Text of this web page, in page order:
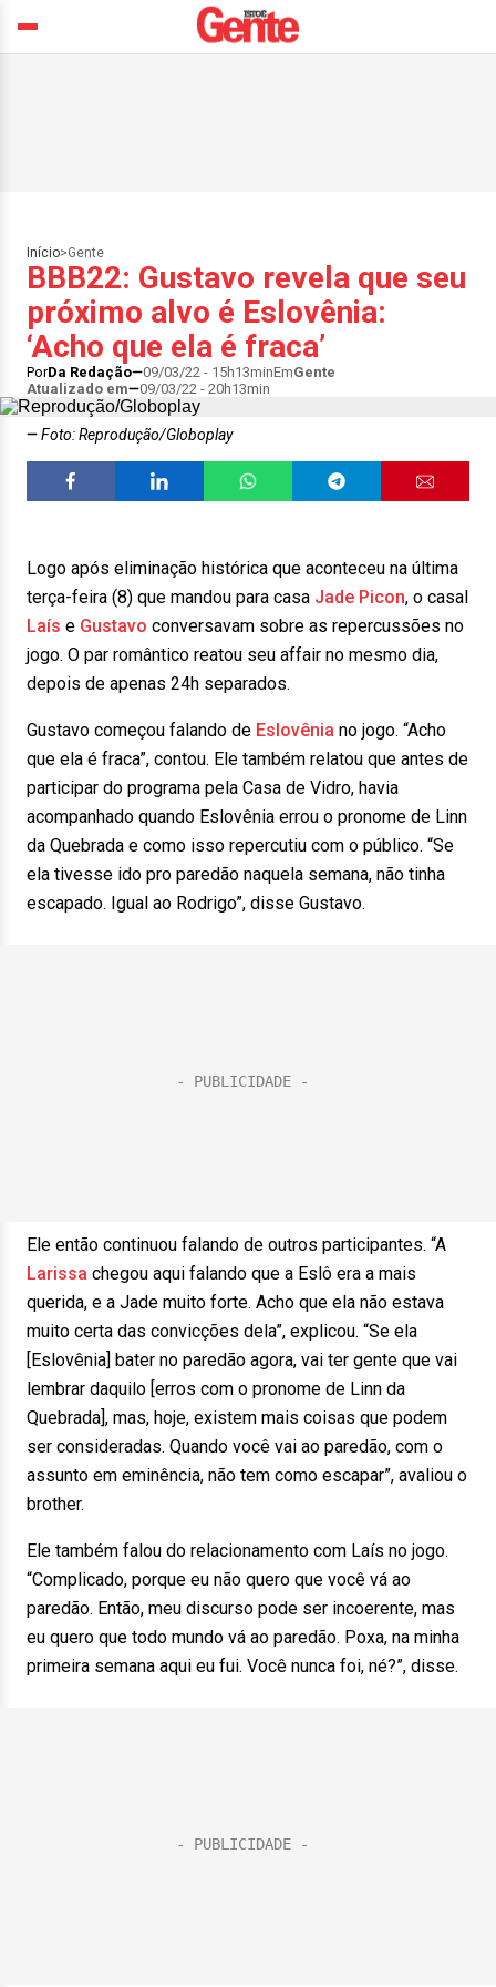
Início>Gente
BBB22: Gustavo revela que seu
próximo alvo é Eslovênia:
‘Acho que ela é fraca’
PorDa Redação 09/03/22 - 15h13minEmGente
Atualizado em
09/03/22 - 20h13min
Foto: Reprodução/Globoplay
Logo após eliminação histórica que aconteceu na última
terça-feira (8) que mandou para casa Jade Picon, o casal
Laís e Gustavo conversavam sobre as repercussões no
jogo. O par romântico reatou seu affair no mesmo dia,
depois de apenas 24h separados.
Gustavo começou falando de Eslovênia no jogo. “Acho
que ela é fraca”, contou. Ele também relatou que antes de
participar do programa pela Casa de Vidro, havia
acompanhado quando Eslovênia errou o pronome de Linn
da Quebrada e como isso repercutiu com o público. “Se
ela tivesse ido pro paredão naquela semana, não tinha
escapado. Igual ao Rodrigo”, disse Gustavo.
Ele então continuou falando de outros participantes. “A
Larissa chegou aqui falando que a Eslô era a mais
querida, e a Jade muito forte. Acho que ela não estava
muito certa das convicções dela”, explicou. “Se ela
[Eslovênia] bater no paredão agora, vai ter gente que vai
lembrar daquilo [erros com o pronome de Linn da
Quebrada], mas, hoje, existem mais coisas que podem
ser consideradas. Quando você vai ao paredão, com o
assunto em eminência, não tem como escapar”, avaliou o
brother.
Ele também falou do relacionamento com Laís no jogo.
“Complicado, porque eu não quero que você vá ao
paredão. Então, meu discurso pode ser incoerente, mas
eu quero que todo mundo vá ao paredão. Poxa, na minha
primeira semana aqui eu fui. Você nunca foi, né?”, disse.